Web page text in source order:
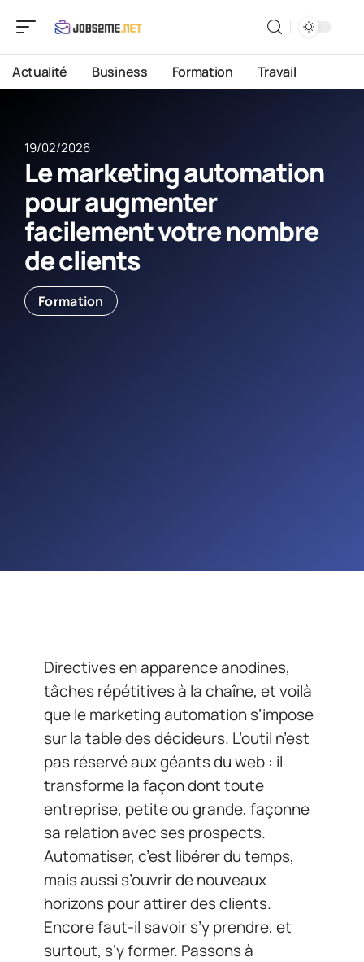
Actualité Business Formation Travail
19/02/2026
Le marketing automation
pour augmenter
facilement votre nombre
de clients
Formation
Directives en apparence anodines,
tâches répétitives à la chaîne, et voilà
que le marketing automation s’impose
sur la table des décideurs. L’outil n’est
pas réservé aux géants du web : il
transforme la façon dont toute
entreprise, petite ou grande, façonne
sa relation avec ses prospects.
Automatiser, c’est libérer du temps,
mais aussi s’ouvrir de nouveaux
horizons pour attirer des clients.
Encore faut-il savoir s’y prendre, et
surtout, s’y former. Passons à